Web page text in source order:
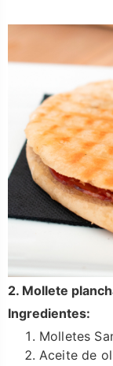
2. Mollete
Ingredientes:
Molletes
Aceite de